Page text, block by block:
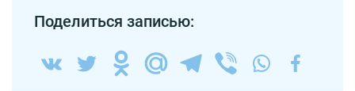
Поделиться записью: